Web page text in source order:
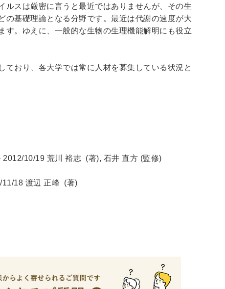
ルスは厳密に言うと最近ではありませんが、その生
の基礎理論となる分野です。最近は代謝の速度が大
す。ゆえに、一般的な生物の生理機能解明にも役立
おり、各大学では常に人材を募集している状況と
2012/10/19 荒川 裕志 (著),‎ 石井 直方 (監修)
11/18 渡辺 正峰 (著)